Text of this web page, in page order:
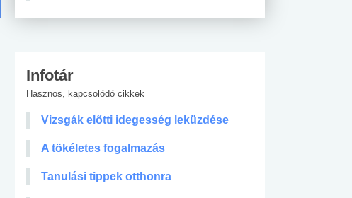
Infotár
Hasznos, kapcsolódó cikkek
Vizsgák előtti idegesség leküzdése
A tökéletes fogalmazás
Tanulási tippek otthonra